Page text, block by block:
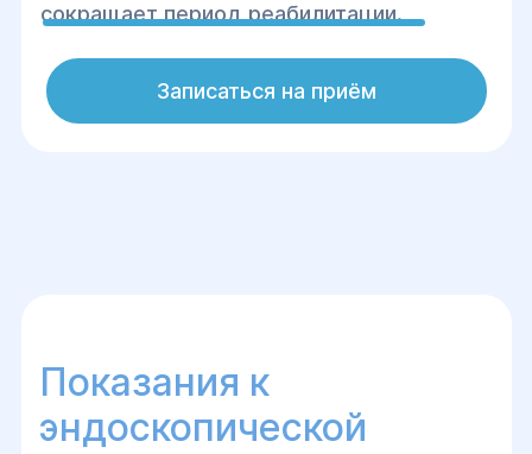
сокращает период реабилитации.
Записаться на приём
Показания к
эндоскопической